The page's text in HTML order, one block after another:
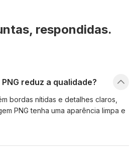
respondidas.
reduz a qualidade?
bordas nítidas e detalhes claros,
PNG tenha uma aparência limpa e